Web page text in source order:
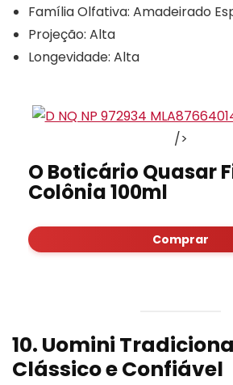
Família Olfativa: Amadeirado
Projeção: Alta
Longevidade: Alta
/>
O Boticário Quasar
Colônia 100ml
Comprar
10. Uomini
Clássico e Confiável